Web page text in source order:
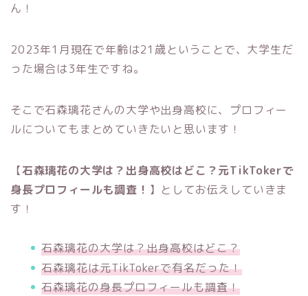
ん！
2023年1月現在で年齢は21歳ということで、大学生だ
った場合は3年生ですね。
そこで石森璃花さんの大学や出身高校に、プロフィー
ルについてもまとめていきたいと思います！
【石森璃花の大学は？出身高校はどこ？元TikTokerで
身長プロフィールも調査！ 】としてお伝えしていきま
す！
石森璃花の大学は？出身高校はどこ？
石森璃花は元TikTokerで有名だった！
石森璃花の身長プロフィールも調査！